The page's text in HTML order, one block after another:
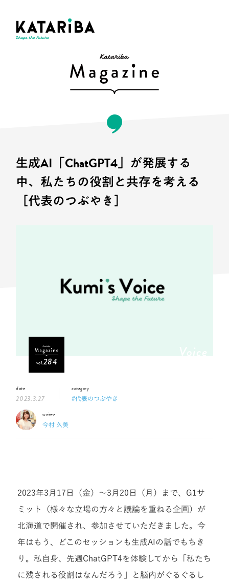
生成AI「ChatGPT4」が発展する
中、私たちの役割と共存を考える
［代表のつぶやき］
vol.284
Voice
date
2023.3.27
category
#代表のつぶやき
writer
今村 久美
2023年3月17日（金）～3月20日（月）まで、G1サ
ミット（様々な立場の方々と議論を重ねる企画）が
北海道で開催され、参加させていただきました。今
年はもう、どこのセッションも生成AIの話でもちき
り。私自身、先週ChatGPT4を体験してから「私たち
に残される役割はなんだろう」と脳内がぐるぐるし